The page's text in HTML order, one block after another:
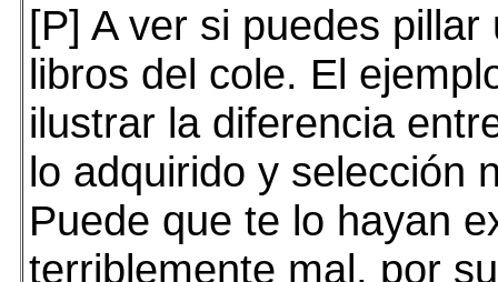
[P] A ver si puedes pillar
libros del cole. El
ilustrar la diferencia
lo adquirido y selección
Puede que te lo hayan
terriblemente mal, por